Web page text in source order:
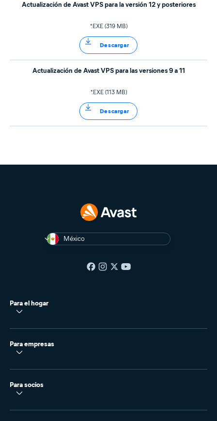
Actualización de Avast VPS para la versión 12 y posteriores
*.EXE (319 MB)
Descargar
Actualización de Avast VPS para las versiones 9 a 11
*.EXE (113 MB)
Descargar
México
Para el hogar
Para empresas
Para socios